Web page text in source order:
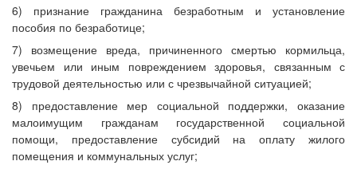
6) признание гражданина безработным и установление
пособия по безработице;
7) возмещение вреда, причиненного смертью кормильца,
увечьем или иным повреждением здоровья, связанным с
трудовой деятельностью или с чрезвычайной ситуацией;
8) предоставление мер социальной поддержки, оказание
малоимущим гражданам государственной социальной
помощи, предоставление субсидий на оплату жилого
помещения и коммунальных услуг;